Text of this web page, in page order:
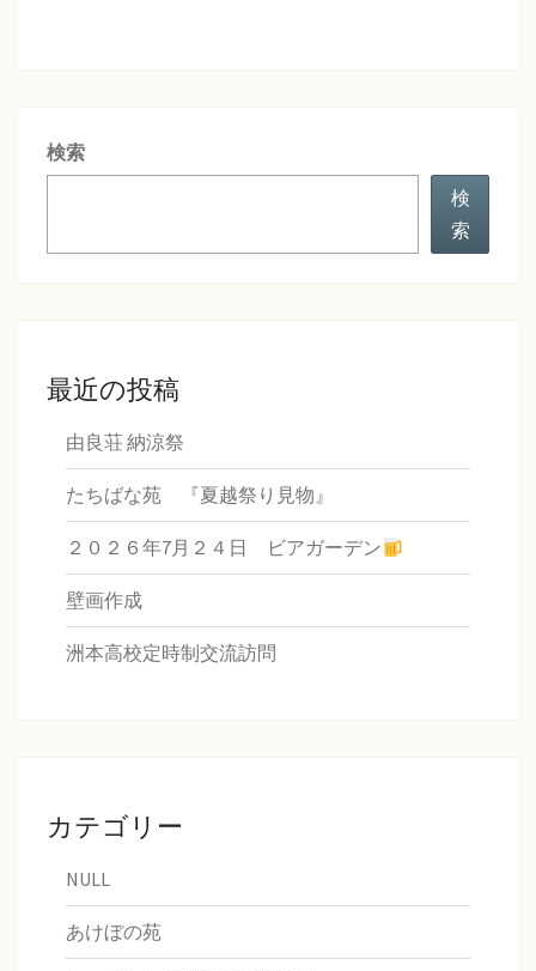
検索
検
索
最近の投稿
由良荘 納涼祭
たちばな苑 『夏越祭り見物』
２０２６年7月２４日 ビアガーデン
壁画作成
洲本高校定時制交流訪問
カテゴリー
NULL
あけぼの苑